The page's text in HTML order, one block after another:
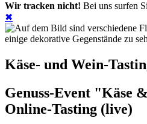
Wir tracken nicht! Bei uns surfen
✖
Käse- und Wein-
Genuss-Event "Käse
Online-Tasting (live)